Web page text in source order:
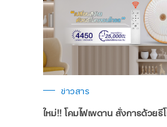
ข่าวสาร
ใหม่!! โคมไฟเพดาน สั่งการด้วยรี